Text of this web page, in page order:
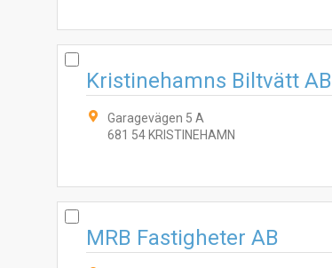
Kristinehamns Biltvätt AB
Garagevägen 5 A
681 54 KRISTINEHAMN
MRB Fastigheter AB